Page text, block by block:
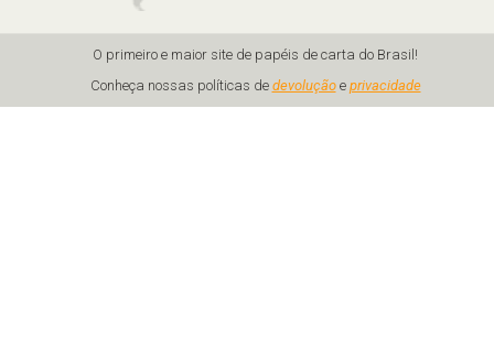
O primeiro e maior site de papéis de carta do Brasil!
Conheça nossas políticas de devoluçãoe privacidade